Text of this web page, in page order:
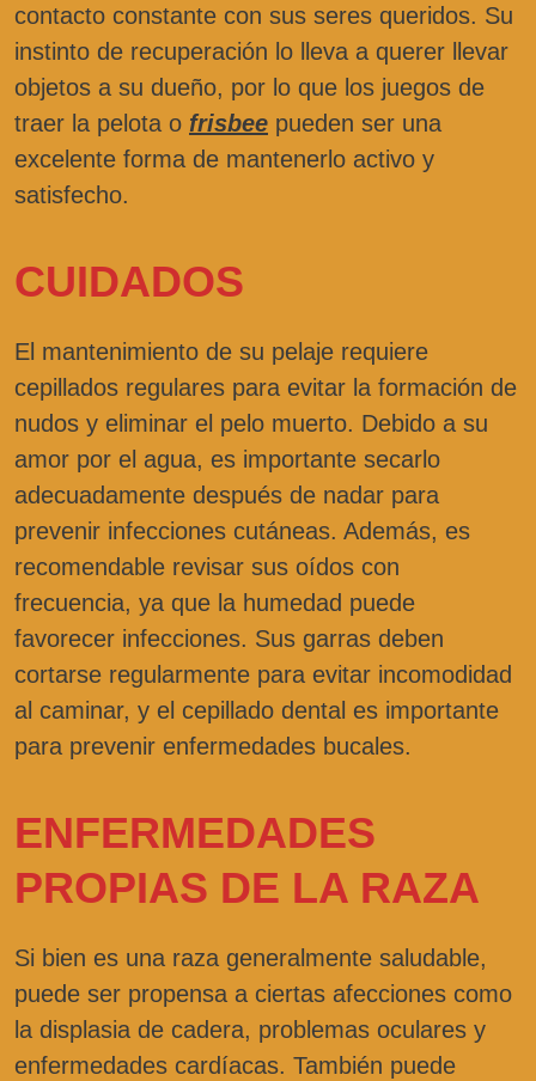
contacto constante con sus seres queridos. Su
instinto de recuperación lo lleva a querer llevar
objetos a su dueño, por lo que los juegos de
traer la pelota o frisbee pueden ser una
excelente forma de mantenerlo activo y
satisfecho.
CUIDADOS
El mantenimiento de su pelaje requiere
cepillados regulares para evitar la formación de
nudos y eliminar el pelo muerto. Debido a su
amor por el agua, es importante secarlo
adecuadamente después de nadar para
prevenir infecciones cutáneas. Además, es
recomendable revisar sus oídos con
frecuencia, ya que la humedad puede
favorecer infecciones. Sus garras deben
cortarse regularmente para evitar incomodidad
al caminar, y el cepillado dental es importante
para prevenir enfermedades bucales.
ENFERMEDADES
PROPIAS DE LA RAZA
Si bien es una raza generalmente saludable,
puede ser propensa a ciertas afecciones como
la displasia de cadera, problemas oculares y
enfermedades cardíacas. También puede